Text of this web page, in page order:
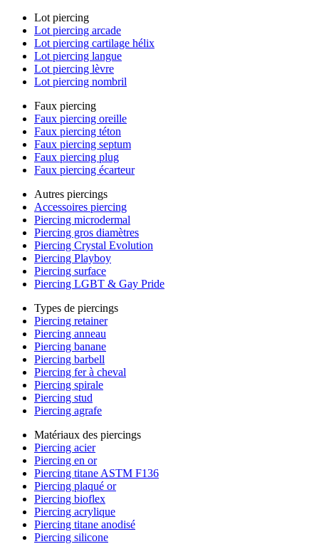
Lot piercing
Lot piercing arcade
Lot piercing cartilage hélix
Lot piercing langue
Lot piercing lèvre
Lot piercing nombril
Faux piercing
Faux piercing oreille
Faux piercing téton
Faux piercing septum
Faux piercing plug
Faux piercing écarteur
Autres piercings
Accessoires piercing
Piercing microdermal
Piercing gros diamètres
Piercing Crystal Evolution
Piercing Playboy
Piercing surface
Piercing LGBT & Gay Pride
Types de piercings
Piercing retainer
Piercing anneau
Piercing banane
Piercing barbell
Piercing fer à cheval
Piercing spirale
Piercing stud
Piercing agrafe
Matériaux des piercings
Piercing acier
Piercing en or
Piercing titane ASTM F136
Piercing plaqué or
Piercing bioflex
Piercing acrylique
Piercing titane anodisé
Piercing silicone